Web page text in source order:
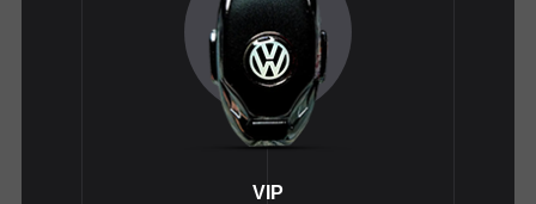
VIP